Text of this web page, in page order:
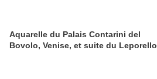
Aquarelle du Palais Contarini del
Bovolo, Venise, et suite du Leporello